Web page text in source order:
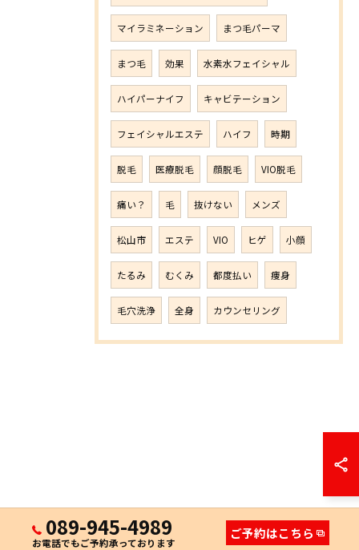
マイラミネーション まつ毛パーマ
まつ毛 効果 水素水フェイシャル
ハイパーナイフ キャビテーション
フェイシャルエステ ハイフ 時期
脱毛 医療脱毛 顔脱毛 VIO脱毛
痛い？ 毛 抜けない メンズ
松山市 エステ VIO ヒゲ 小顔
たるみ むくみ 都度払い 痩身
毛穴洗浄 全身 カウンセリング
089-945-4989
お電話でもご予約承っております
ご予約はこちら